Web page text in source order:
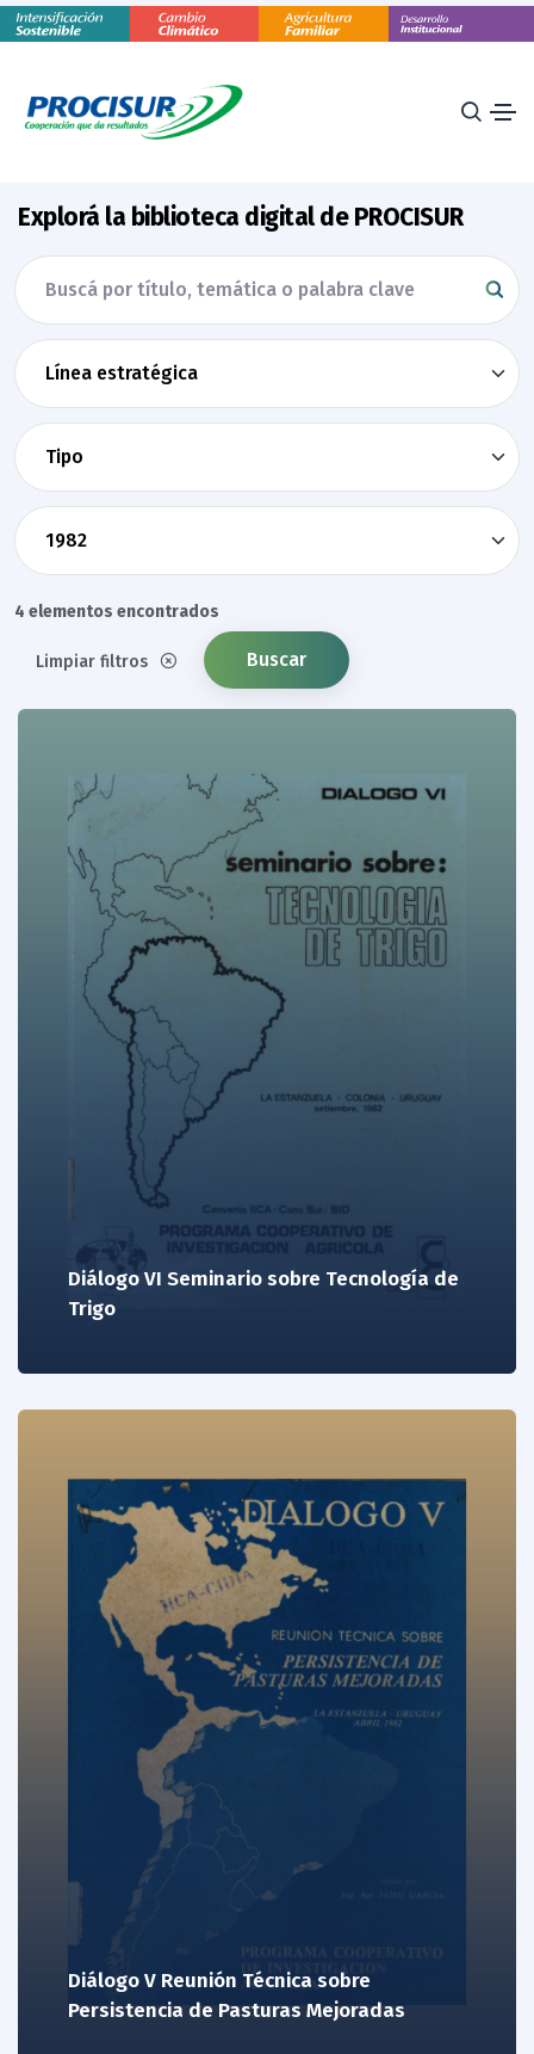
Explorá la biblioteca digital de PROCISUR
4 elementos encontrados
Limpiar filtros Buscar
Diálogo VI Seminario sobre Tecnología de
Trigo
Diálogo V Reunión Técnica sobre
Persistencia de Pasturas Mejoradas